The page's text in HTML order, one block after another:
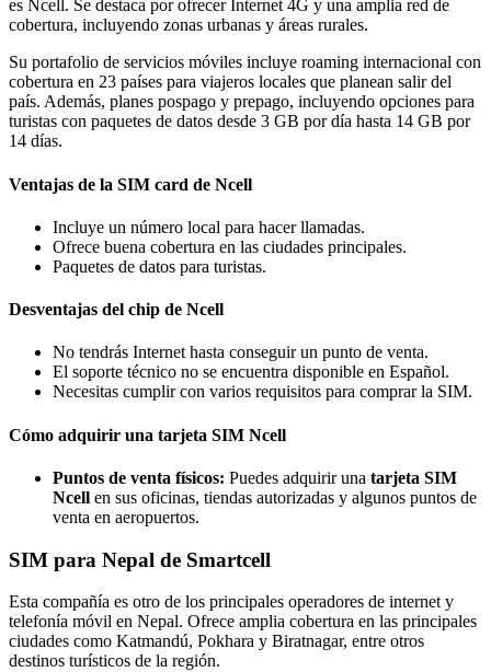
es Ncell. Se destaca por ofrecer Internet 4G y una amplia red de
cobertura, incluyendo zonas urbanas y áreas rurales.
Su portafolio de servicios móviles incluye roaming internacional con
cobertura en 23 países para viajeros locales que planean salir del
país. Además, planes pospago y prepago, incluyendo opciones para
turistas con paquetes de datos desde 3 GB por día hasta 14 GB por
14 días.
Ventajas de la SIM card de Ncell
Incluye un número local para hacer llamadas.
Ofrece buena cobertura en las ciudades principales.
Paquetes de datos para turistas.
Desventajas del chip de Ncell
No tendrás Internet hasta conseguir un punto de venta.
El soporte técnico no se encuentra disponible en Español.
Necesitas cumplir con varios requisitos para comprar la SIM.
Cómo adquirir una tarjeta SIM Ncell
Puntos de venta físicos: Puedes adquirir una tarjeta SIM
Ncell en sus oficinas, tiendas autorizadas y algunos puntos de
venta en aeropuertos.
SIM para Nepal de Smartcell
Esta compañía es otro de los principales operadores de internet y
telefonía móvil en Nepal. Ofrece amplia cobertura en las principales
ciudades como Katmandú, Pokhara y Biratnagar, entre otros
destinos turísticos de la región.